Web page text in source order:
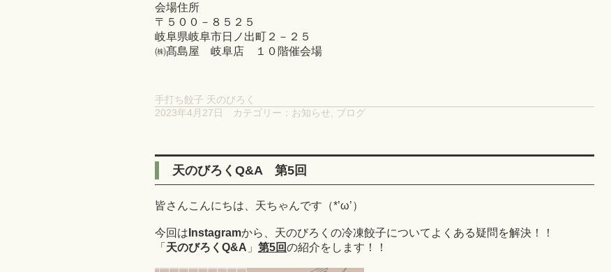
会場住所
〒５００－８５２５
岐阜県岐阜市日ノ出町２－２５
㈱髙島屋 岐阜店 １０階催会場
手打ち餃子 天のびろく
2023年4月27日
カテゴリー： お知らせ ブログ
天のびろくQ&A 第5回
皆さんこんにちは、天ちゃんです（*’ω’）
今回は Instagramから、天のびろくの冷凍餃子についてよくある疑問を解決！！
「 天のびろくQ&A 」 第5回の紹介をします！！